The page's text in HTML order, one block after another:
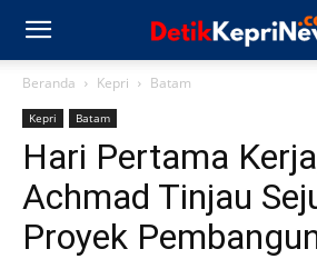
Beranda Kepri Batam
Kepri Batam
Hari Pertama
Achmad Tinjau
Proyek